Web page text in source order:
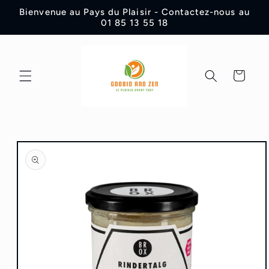
passer
contenu
Bienvenue au Pays du Plaisir - Contactez-nous au
01 85 13 55 18
Panier
Passer aux
informations
produits